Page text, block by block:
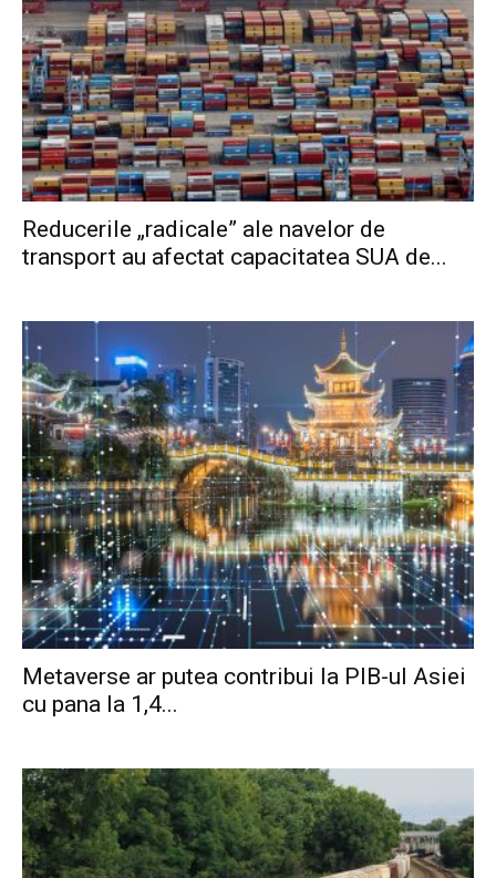
Reducerile „radicale” ale navelor de
transport au afectat capacitatea SUA de...
Metaverse ar putea contribui la PIB-ul Asiei
cu pana la 1,4...